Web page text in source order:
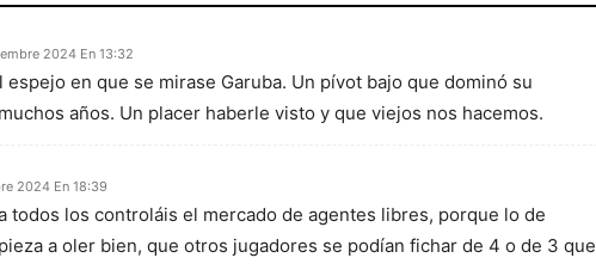
2024 En 13:32
espejo en que se mirase Garuba. Un pívot bajo que dominó su
años. Un placer haberle visto y que viejos nos hacemos.
2024 En 18:39
todos los controláis el mercado de agentes libres, porque lo de
a oler bien, que otros jugadores se podían fichar de 4 o de 3 que